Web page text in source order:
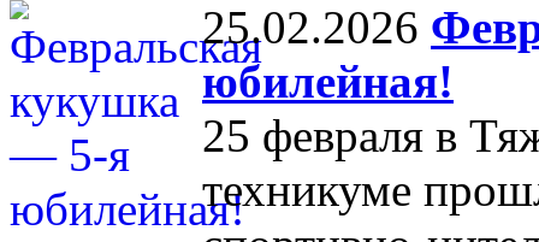
25.02.2026
юбилейная!
25 февраля в
техникуме